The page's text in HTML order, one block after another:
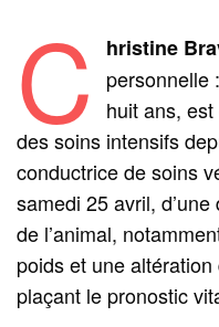
C hristine
personnelle
huit ans,
des soins intensifs
conductrice de soins
samedi 25 avril,
de l’animal,
poids et une
plaçant le pronostic